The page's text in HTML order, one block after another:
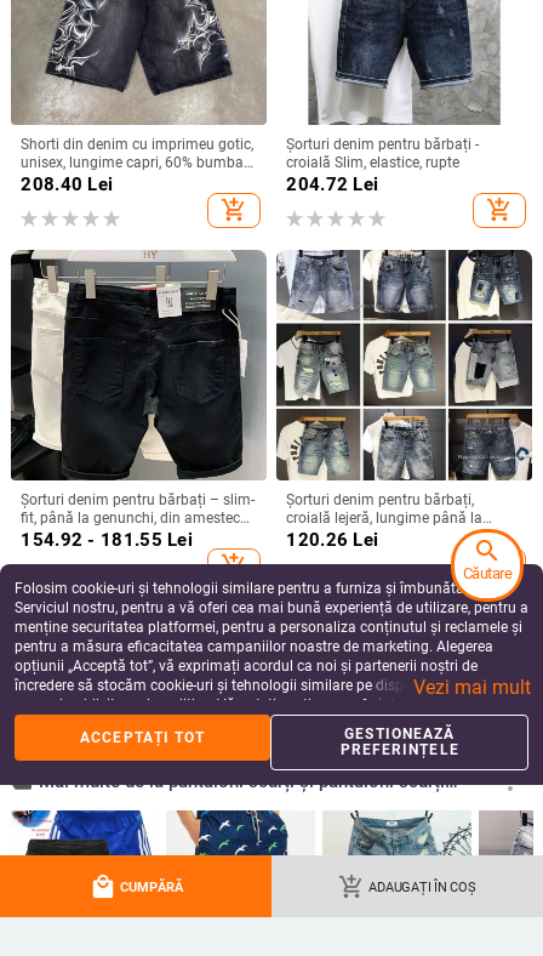
local_mall CUMPĂRĂ add_shopping_cart ADAUGAȚI ÎN COȘ
Shorti din denim cu imprimeu gotic,
unisex, lungime capri, 60% bumbac,
stil stradal de vară
208.40 Lei
add_shopping_cart
Șorturi denim pentru bărbați -
croială Slim, elastice, rupte
204.72 Lei
add_shopping_cart
Șorturi denim pentru bărbați – slim-
fit, până la genunchi, din amestec
de bumbac, stil casual
154.92 - 181.55 Lei
add_shopping_cart
Șorturi denim pentru bărbați,
croială lejeră, lungime până la
genunchi, bumbac, stil coreean
120.26 Lei
add_shopping_cart
Șort Denim pentru bărbați, vară,
subțiri, lejer croi, croială dreaptă,
lungime cinci puncte, amestec de
Lei
add_shopping_cart
Șorturi din denim pentru bărbați,
croială dreaptă, 75% bumbac, stil
retro, vară
156.89Lei
Folosim cookie-uri și tehnologii similare pentru a furniza și îmbunătăți
Serviciul nostru, pentru a vă oferi cea mai bună experiență de utilizare, pentru a
menține securitatea platformei, pentru a personaliza conținutul și reclamele și
pentru a măsura eficacitatea campaniilor noastre de marketing. Alegerea
opțiunii „Acceptă tot”, vă exprimați acordul ca noi și partenerii noștri de
încredere să stocăm cookie-uri și tehnologii similare pe dispozitivul dvs. în
scopuri publicitare și analitice. Vă puteți gestiona preferințele în orice moment
făcând clic pe „Gestionează preferințele”. Pentru mai multe informații, vă
rugăm să consultațiPolitica noastră de confidențialitate.
Vezi mai mult
ACCEPTAȚI TOT
GESTIONEAZĂ
PREFERINȚELE
search
Căutare